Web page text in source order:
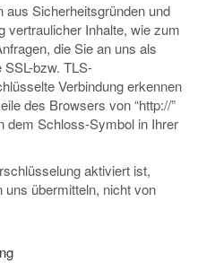
aus Sicherheitsgründen und
vertraulicher Inhalte, wie zum
die Sie an uns als
SSL-bzw. TLS-
Verbindung erkennen
des Browsers von “http://”
dem Schloss-Symbol in Ihrer
aktiviert ist,
uns übermitteln, nicht von